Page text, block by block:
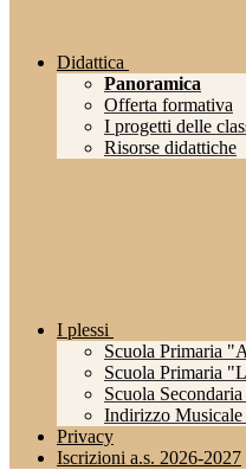
Didattica
Panoramica
Offerta formativa
I progetti delle
Risorse didattiche
I plessi
Scuola Primaria
Scuola Primaria
Scuola
Indirizzo
Privacy
Iscrizioni a.s. 2026-2027